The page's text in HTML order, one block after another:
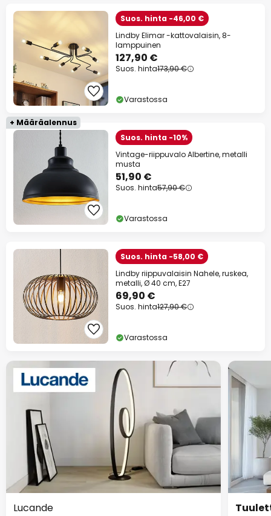
Suos. hinta -46,00 €
Lindby Elimar -kattovalaisin, 8-
lamppuinen
127,90 €
Suos. hinta173,90 €
Varastossa
+ Määräalennus
Suos. hinta -10%
Vintage-riippuvalo Albertine, metalli
musta
51,90 €
Suos. hinta57,90 €
Varastossa
Suos. hinta -58,00 €
Lindby riippuvalaisin Nahele, ruskea,
metalli, Ø 40 cm, E27
69,90 €
Suos. hinta127,90 €
Varastossa
Lucande